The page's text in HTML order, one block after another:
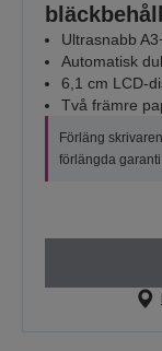
Ultrasnabb
Automatisk
6,1 cm LCD-
Två främre
Förläng
förlängda garanti